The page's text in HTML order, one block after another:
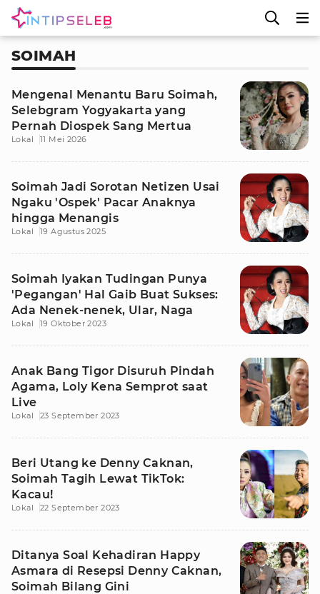
SOIMAH
Mengenal Menantu Baru Soimah,
Selebgram Yogyakarta yang
Pernah Diospek Sang Mertua
Lokal 11 Mei 2026
Soimah Jadi Sorotan Netizen Usai
Ngaku 'Ospek' Pacar Anaknya
hingga Menangis
Lokal 19 Agustus 2025
Soimah Iyakan Tudingan Punya
'Pegangan' Hal Gaib Buat Sukses:
Ada Nenek-nenek, Ular, Naga
Lokal 19 Oktober 2023
Anak Bang Tigor Disuruh Pindah
Agama, Loly Kena Semprot saat
Live
Lokal 23 September 2023
Beri Utang ke Denny Caknan,
Soimah Tagih Lewat TikTok:
Kacau!
Lokal 22 September 2023
Ditanya Soal Kehadiran Happy
Asmara di Resepsi Denny Caknan,
Soimah Bilang Gini